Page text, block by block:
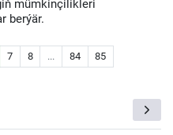
mümkinçilikleri
berýär.
7 8 ... 84 85